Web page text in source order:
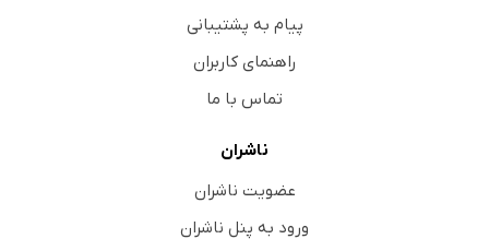
پیام به پشتیبانی
راهنمای کاربران
تماس با ما
ناشران
عضویت ناشران
ورود به پنل ناشران